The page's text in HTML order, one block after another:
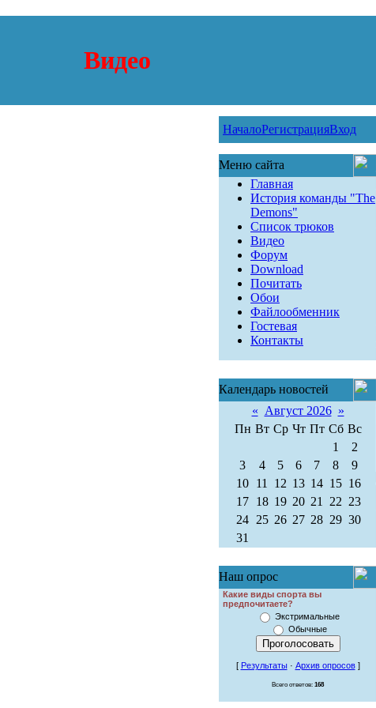
Видео
НачалоРегистрацияВход
Меню сайта
Главная
История команды "The
Demons"
Список трюков
Видео
Форум
Download
Почитать
Обои
Файлообменник
Гостевая
Контакты
Календарь новостей
« Август 2026 »
Пн Вт Ср Чт Пт Сб Вс
1
2
3
4 5 6 7 8
9
10 11 12 13 14 15 16
17 18 19 20 21 22 23
24 25 26 27 28 29 30
31
Наш опрос
Какие виды спорта вы
предпочитаете?
Экстримальные
Обычные
[ Результаты· Архив опросов]
Всего ответов: 168